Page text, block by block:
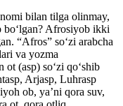
bilan tilga olinmay,
bo‘lgan? Afrosiyob ikki
“Afros” so‘zi arabcha
va yozma
(asp) so‘zi qo‘shib
Arjasp, Luhrasp
ob, ya’ni qora suv,